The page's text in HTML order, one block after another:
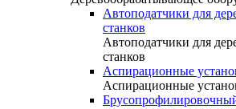
Автоподатчики для
станков
Автоподатчики для
станков
Аспирационные
Аспирационные